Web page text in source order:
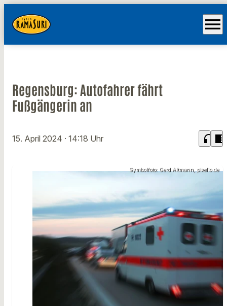
menu
Regensburg: Autofahrer fährt
Fußgängerin an
15. April 2024 · 14:18 Uhr headphones chrome_reader_mode
Symbolfoto: Gerd Altmann, pixelio.de